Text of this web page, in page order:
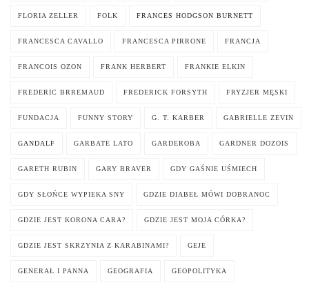
FLORIA ZELLER FOLK FRANCES HODGSON BURNETT
FRANCESCA CAVALLO FRANCESCA PIRRONE FRANCJA
FRANCOIS OZON FRANK HERBERT FRANKIE ELKIN
FREDERIC BRREMAUD FREDERICK FORSYTH FRYZJER MĘSKI
FUNDACJA FUNNY STORY G. T. KARBER GABRIELLE ZEVIN
GANDALF GARBATE LATO GARDEROBA GARDNER DOZOIS
GARETH RUBIN GARY BRAVER GDY GAŚNIE UŚMIECH
GDY SŁOŃCE WYPIEKA SNY GDZIE DIABEŁ MÓWI DOBRANOC
GDZIE JEST KORONA CARA? GDZIE JEST MOJA CÓRKA?
GDZIE JEST SKRZYNIA Z KARABINAMI? GEJE
GENERAŁ I PANNA GEOGRAFIA GEOPOLITYKA